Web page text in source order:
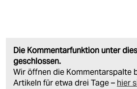
Die Kommentarfunktion unter
geschlossen.
Wir öffnen die Kommentarspalte
Artikeln für etwa drei Tage – hier